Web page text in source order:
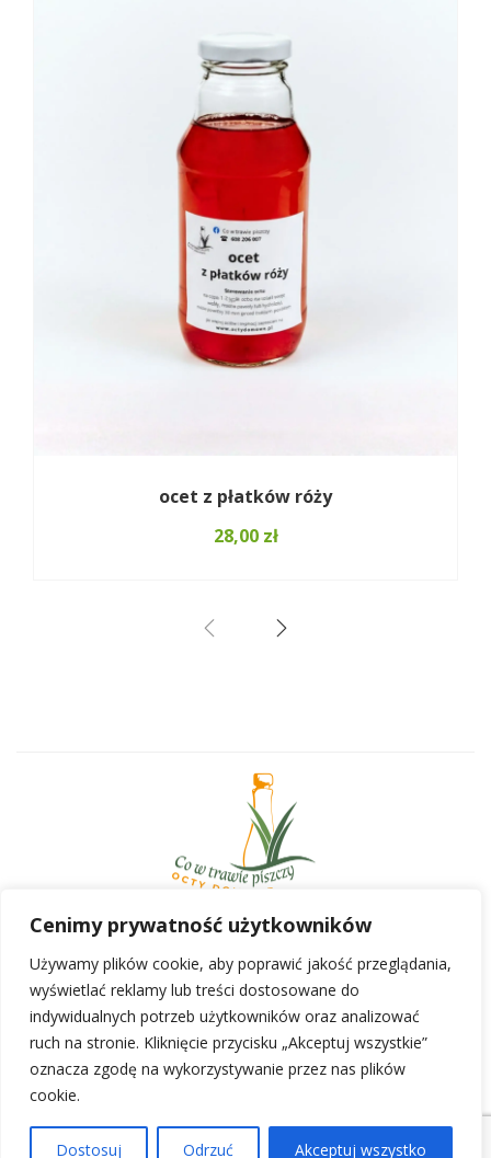
Cenimy prywatność użytkowników
Używamy plików cookie, aby poprawić jakość przeglądania,
wyświetlać reklamy lub treści dostosowane do
indywidualnych potrzeb użytkowników oraz analizować
ruch na stronie. Kliknięcie przycisku „Akceptuj wszystkie”
oznacza zgodę na wykorzystywanie przez nas plików
cookie.
Dostosuj Odrzuć Akceptuj wszystko
ocet z płatków róży
28,00 zł
+48 608 206 007
Adres:
Co w trawie piszczy
43-392 Międzyrzecze Górne 787
Copyright © 2022 Co w trawie piszczy – All Rights
Napisz do mnie